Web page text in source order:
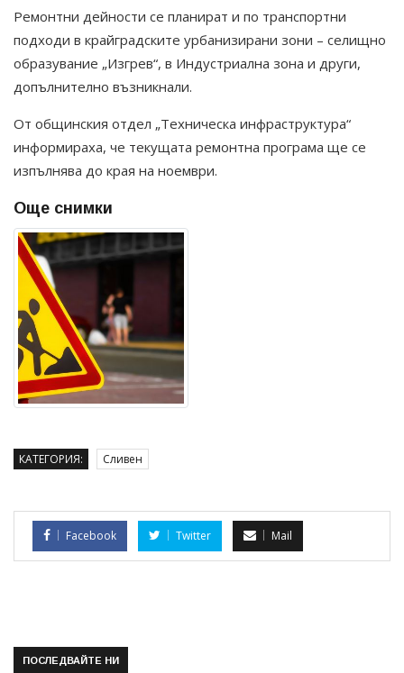
Ремонтни дейности се планират и по транспортни
подходи в крайградските урбанизирани зони – селищно
образувание „Изгрев“, в Индустриална зона и други,
допълнително възникнали.
От общинския отдел „Техническа инфраструктура“
информираха, че текущата ремонтна програма ще се
изпълнява до края на ноември.
Още снимки
КАТЕГОРИЯ: Сливен
Facebook Twitter Mail
ПОСЛЕДВАЙТЕ НИ